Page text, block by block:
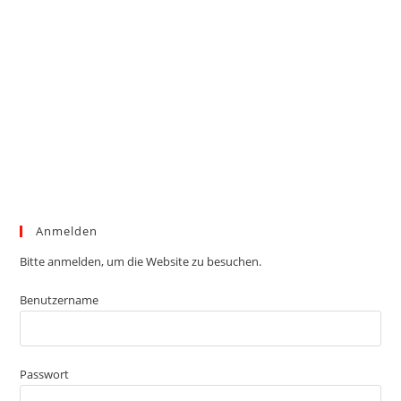
Anmelden
Bitte anmelden, um die Website zu besuchen.
Benutzername
Passwort